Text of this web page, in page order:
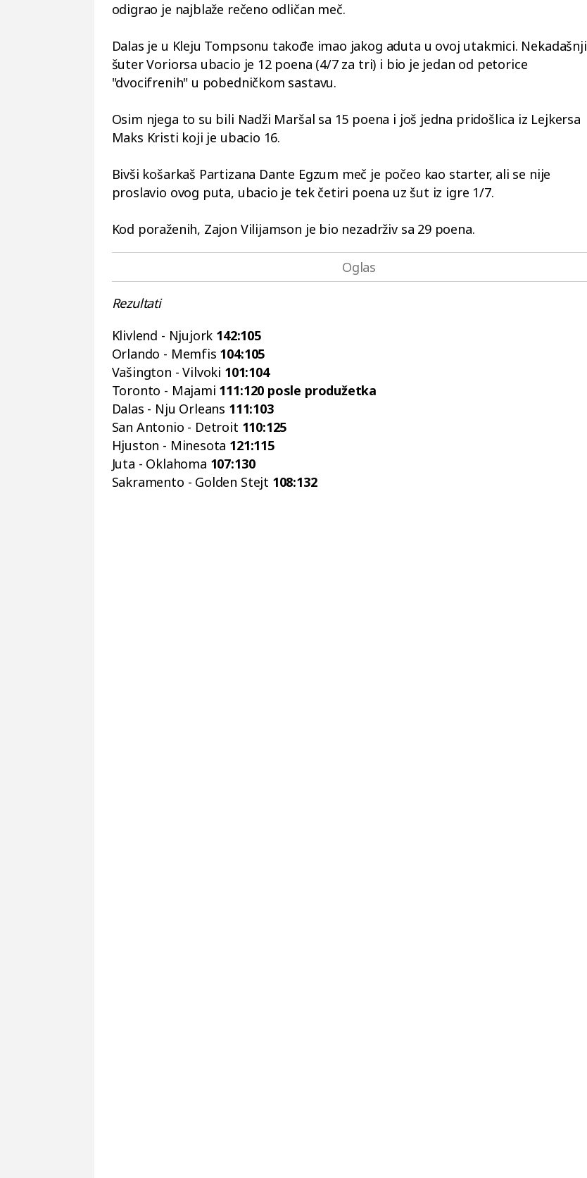
odigrao je najblaže rečeno odličan meč.
Dalas je u Kleju Tompsonu takođe imao jakog aduta u ovoj utakmici. Nekadašnji
šuter Voriorsa ubacio je 12 poena (4/7 za tri) i bio je jedan od petorice
"dvocifrenih" u pobedničkom sastavu.
Osim njega to su bili Nadži Maršal sa 15 poena i još jedna pridošlica iz Lejkersa
Maks Kristi koji je ubacio 16.
Bivši košarkaš Partizana Dante Egzum meč je počeo kao starter, ali se nije
proslavio ovog puta, ubacio je tek četiri poena uz šut iz igre 1/7.
Kod poraženih, Zajon Vilijamson je bio nezadrživ sa 29 poena.
Rezultati
Klivlend - Njujork 142:105
Orlando - Memfis 104:105
Vašington - Vilvoki 101:104
Toronto - Majami 111:120 posle produžetka
Dalas - Nju Orleans 111:103
San Antonio - Detroit 110:125
Hjuston - Minesota 121:115
Juta - Oklahoma 107:130
Sakramento - Golden Stejt 108:132